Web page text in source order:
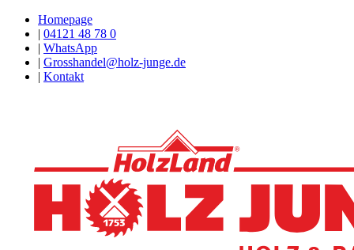
Homepage
| 04121 48 78 0
| WhatsApp
| Grosshandel@holz-junge.de
| Kontakt